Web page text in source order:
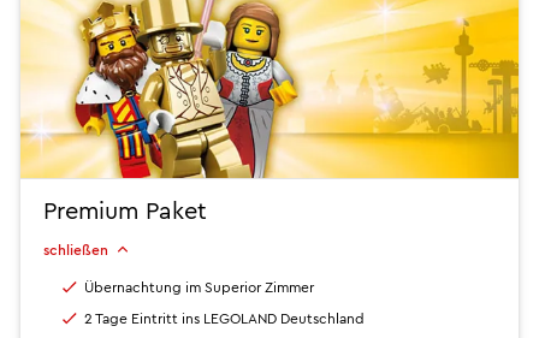
Premium Paket
schließen
Übernachtung im Superior Zimmer
2 Tage Eintritt ins LEGOLAND Deutschland